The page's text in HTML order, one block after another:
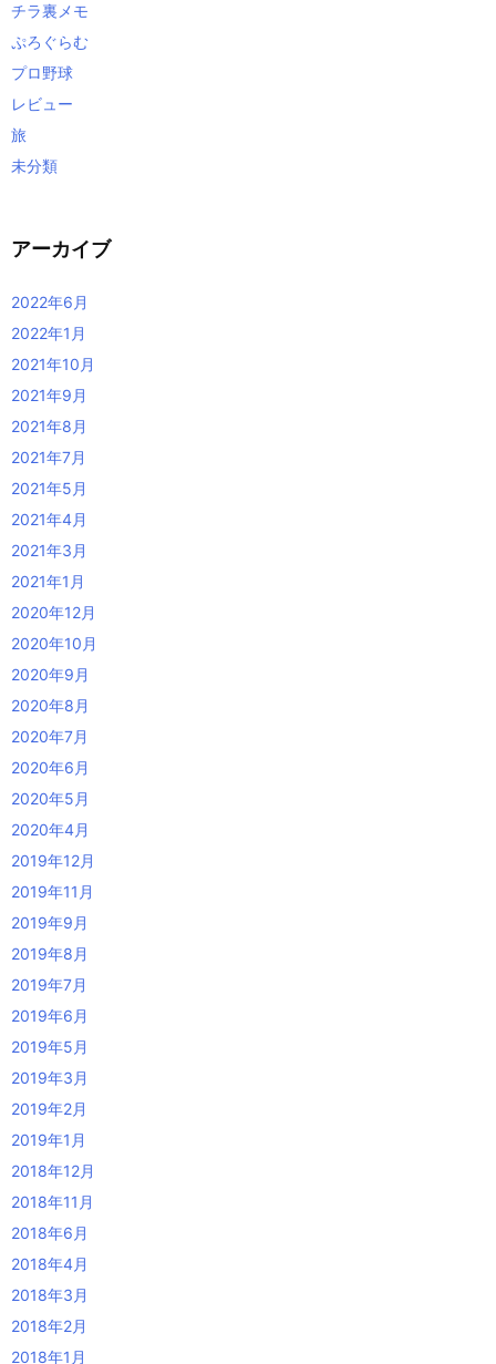
チラ裏メモ
ぷろぐらむ
プロ野球
レビュー
旅
未分類
アーカイブ
2022年6月
2022年1月
2021年10月
2021年9月
2021年8月
2021年7月
2021年5月
2021年4月
2021年3月
2021年1月
2020年12月
2020年10月
2020年9月
2020年8月
2020年7月
2020年6月
2020年5月
2020年4月
2019年12月
2019年11月
2019年9月
2019年8月
2019年7月
2019年6月
2019年5月
2019年3月
2019年2月
2019年1月
2018年12月
2018年11月
2018年6月
2018年4月
2018年3月
2018年2月
2018年1月